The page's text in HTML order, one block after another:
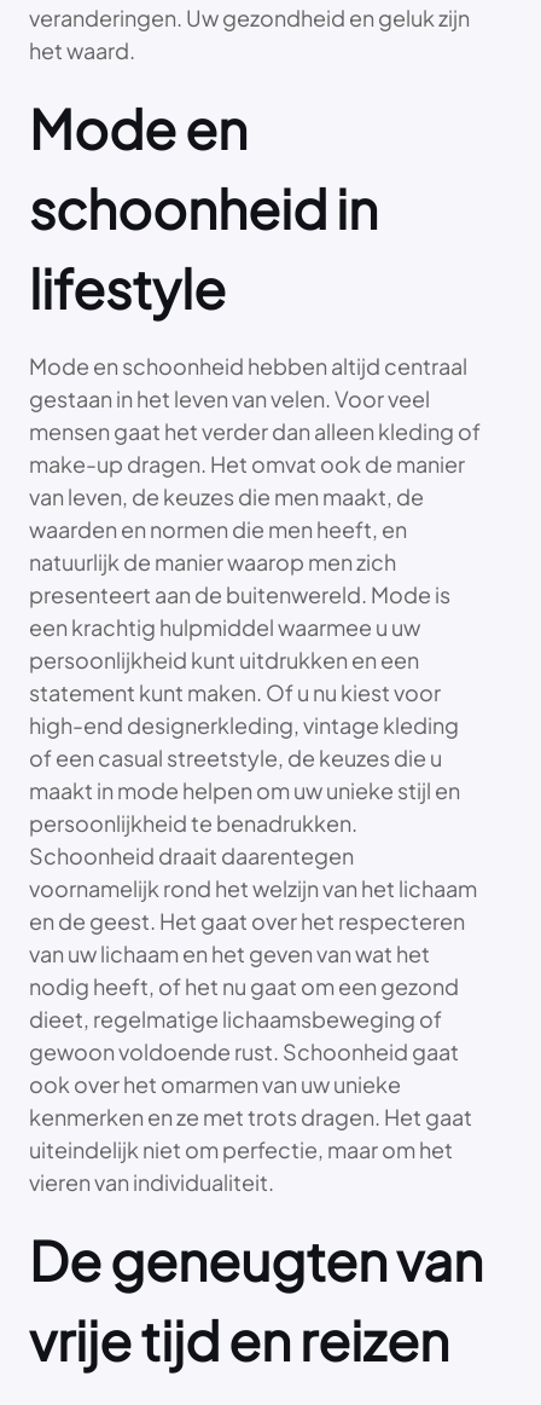
veranderingen. Uw gezondheid en geluk zijn
het waard.
Mode en
schoonheid in
lifestyle
Mode en schoonheid hebben altijd centraal
gestaan in het leven van velen. Voor veel
mensen gaat het verder dan alleen kleding of
make-up dragen. Het omvat ook de manier
van leven, de keuzes die men maakt, de
waarden en normen die men heeft, en
natuurlijk de manier waarop men zich
presenteert aan de buitenwereld. Mode is
een krachtig hulpmiddel waarmee u uw
persoonlijkheid kunt uitdrukken en een
statement kunt maken. Of u nu kiest voor
high-end designerkleding, vintage kleding
of een casual streetstyle, de keuzes die u
maakt in mode helpen om uw unieke stijl en
persoonlijkheid te benadrukken.
Schoonheid draait daarentegen
voornamelijk rond het welzijn van het lichaam
en de geest. Het gaat over het respecteren
van uw lichaam en het geven van wat het
nodig heeft, of het nu gaat om een gezond
dieet, regelmatige lichaamsbeweging of
gewoon voldoende rust. Schoonheid gaat
ook over het omarmen van uw unieke
kenmerken en ze met trots dragen. Het gaat
uiteindelijk niet om perfectie, maar om het
vieren van individualiteit.
De geneugten van
vrije tijd en reizen